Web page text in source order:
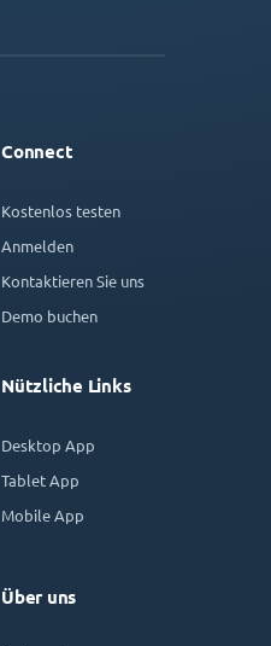
Connect
Kostenlos testen
Anmelden
Kontaktieren Sie uns
Demo buchen
Nützliche Links
Desktop App
Tablet App
Mobile App
Über uns